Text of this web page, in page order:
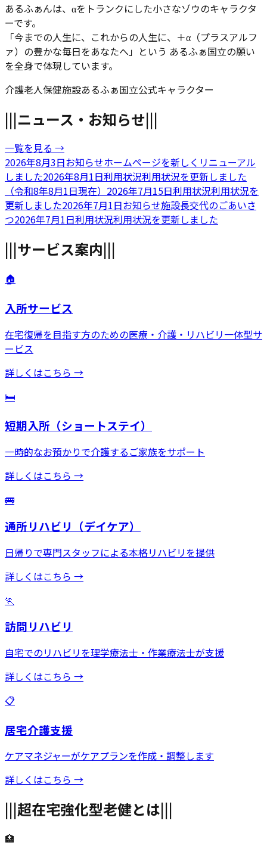
あるふぁんは、αをトランクにした小さなゾウのキャラクタ
ーです。
「今までの人生に、これからの人生に、＋α（プラスアルフ
ァ）の豊かな毎日をあなたへ」 という あるふぁ国立の願い
を全身で体現しています。
介護老人保健施設あるふぁ国立公式キャラクター
|||ニュース・お知らせ|||
一覧を見る →
2026年8月3日お知らせホームページを新しくリニューアル
しました2026年8月1日利用状況利用状況を更新しました
（令和8年8月1日現在） 2026年7月15日利用状況利用状況を
更新しました2026年7月1日お知らせ施設長交代のごあいさ
つ2026年7月1日利用状況利用状況を更新しました
|||サービス案内|||
🏠
入所サービス
在宅復帰を目指す方のための医療・介護・リハビリ一体型サ
ービス
詳しくはこちら →
🛏️
短期入所（ショートステイ）
一時的なお預かりで介護するご家族をサポート
詳しくはこちら →
🚌
通所リハビリ（デイケア）
日帰りで専門スタッフによる本格リハビリを提供
詳しくはこちら →
🏃
訪問リハビリ
自宅でのリハビリを理学療法士・作業療法士が支援
詳しくはこちら →
📋
居宅介護支援
ケアマネジャーがケアプランを作成・調整します
詳しくはこちら →
|||超在宅強化型老健とは|||
🏥